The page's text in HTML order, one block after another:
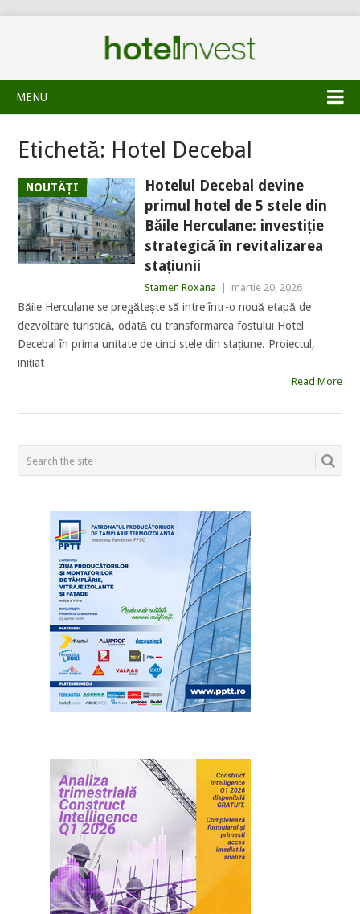
MENU
Etichetă: Hotel Decebal
NOUTĂȚI
Hotelul Decebal devine
primul hotel de 5 stele din
Băile Herculane: investiție
strategică în revitalizarea
stațiunii
Stamen Roxana martie 20, 2026
Băile Herculane se pregătește să intre într-o nouă etapă de
dezvoltare turistică, odată cu transformarea fostului Hotel
Decebal în prima unitate de cinci stele din stațiune. Proiectul,
inițiat
Read More
POSTS
NAVIGATION